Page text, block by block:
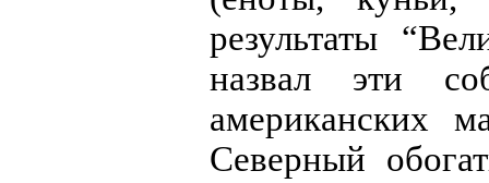
результаты
назвал эти
американских
Северный